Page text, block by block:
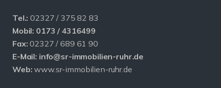
Tel.: 02327 / 375 82 83
Mobil: 0173 / 4316499
Fax: 02327 / 689 61 90
E-Mail: info@sr-immobilien-ruhr.de
Web: www.sr-immobilien-ruhr.de